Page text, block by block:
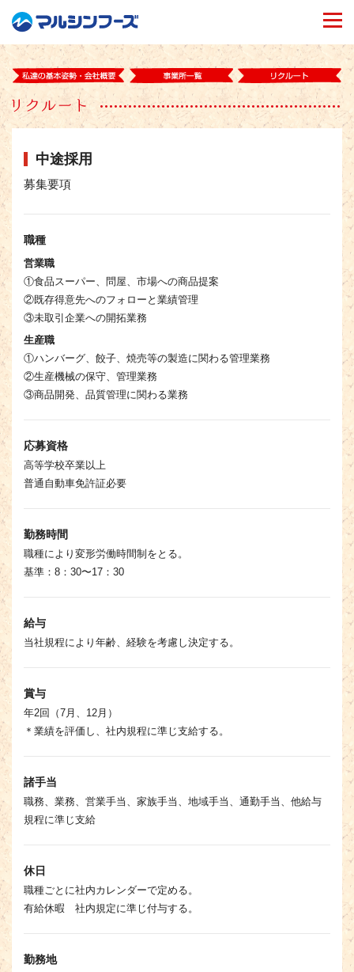
中途採用
募集要項
職種
営業職
①食品スーパー、問屋、市場への商品提案
②既存得意先へのフォローと業績管理
③未取引企業への開拓業務
生産職
①ハンバーグ、餃子、焼売等の製造に関わる管理業務
②生産機械の保守、管理業務
③商品開発、品質管理に関わる業務
応募資格
高等学校卒業以上
普通自動車免許証必要
勤務時間
職種により変形労働時間制をとる。
基準：8：30〜17：30
給与
当社規程により年齢、経験を考慮し決定する。
賞与
年2回（7月、12月）
＊業績を評価し、社内規程に準じ支給する。
諸手当
職務、業務、営業手当、家族手当、地域手当、通勤手当、他給与
規程に準じ支給
休日
職種ごとに社内カレンダーで定める。
有給休暇 社内規定に準じ付与する。
勤務地